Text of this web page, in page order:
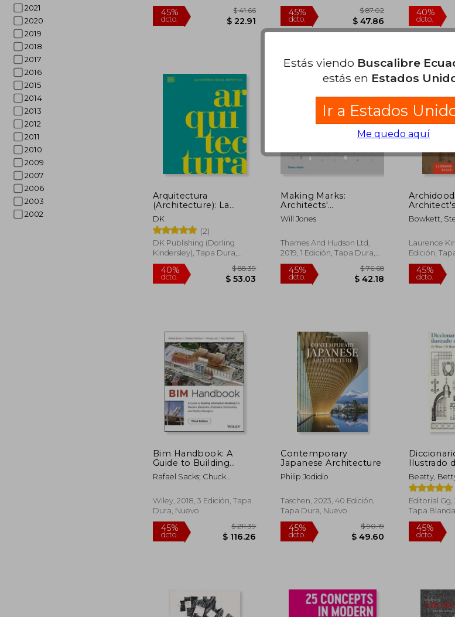
2021
2020
2019
2018
2017
2016
2015
2014
2013
2012
2011
2010
2009
2007
2006
2003
2002
45%
dcto. $ 22.91 dcto. $ 47.86
Arquitectura
(Architecture): La
Historia Visual
Definitiva
DK
(2)
DK Publishing (Dorling
Kindersley), Tapa Dura,
Nuevo
40%
Making Marks:
Architects'
Sketchbooks – the
Creative Process (en
Will Jones
Thames And Hudson Ltd,
2019, 1 Edición, Tapa Dura,
Nuevo
45%
Book (en
Bowkett,
Laurence
Edición,
Nuevo
Bim Handbook: A
Guide to Building
Information Modeling
for Owners, Designers,
Contractors, and
Facility Managers (en
Rafael Sacks; Chuck
Teicholz
Wiley, 2018, 3 Edición, Tapa
Dura, Nuevo
Contemporary
Japanese Architecture
Philip Jodidio
Taschen, 2023, 40 Edición,
Tapa Dura, Nuevo
Ilustrado
Beatty,
Editorial Gg,
Tapa
Estás viendo Buscalibre
estás en Estados
Ir a Estados
Me quedo aquí